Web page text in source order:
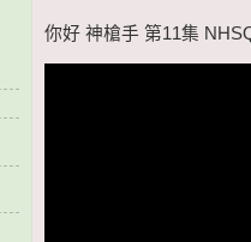
你好 神槍手 第11集